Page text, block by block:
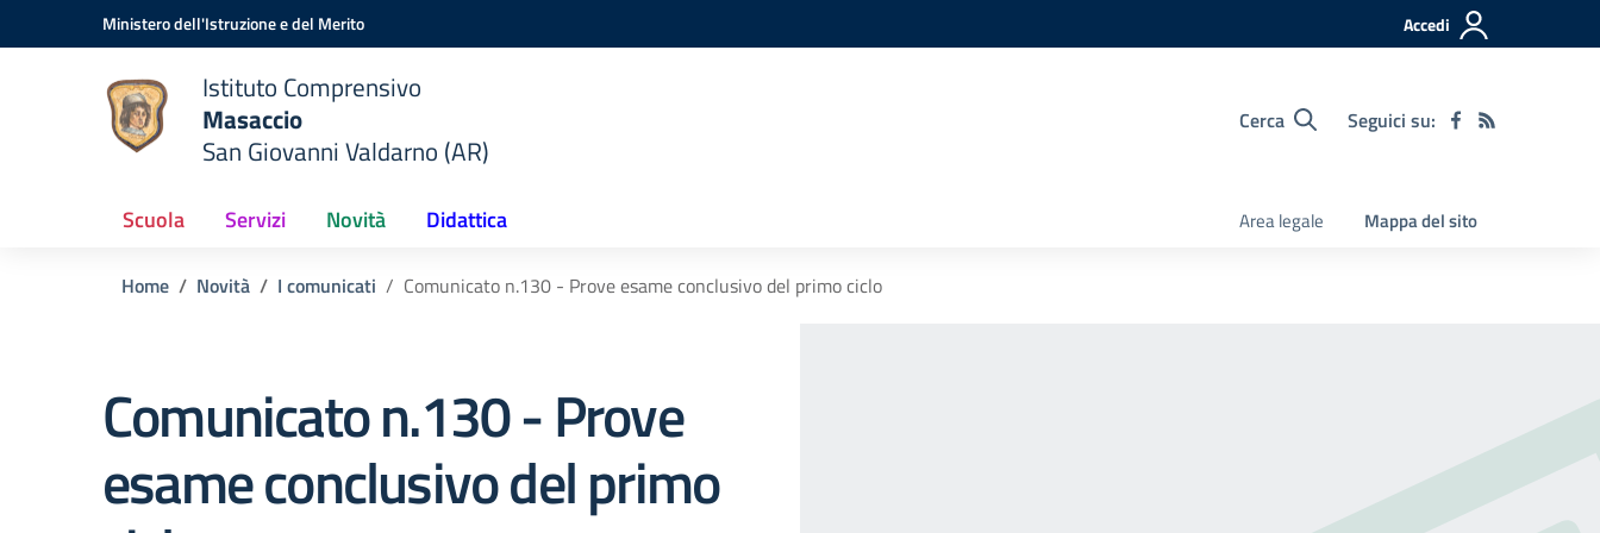
Vai ai contenuti
Vai al menu di navigazioneMinistero dell'Istruzione e del Merito Accedi
Istituto Comprensivo
Masaccio
San Giovanni Valdarno (AR)
Cerca Seguici su:
Scuola Servizi Novità Didattica Area legale Mappa del sito
Home Novità I comunicati Comunicato n.130 - Prove esame conclusivo del primo ciclo
Comunicato n.130 - Prove
esame conclusivo del primo